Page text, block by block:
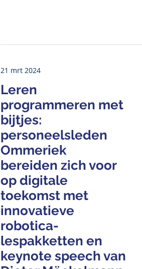
21 mrt 2024
Leren
programmeren met
bijtjes:
personeelsleden
Ommeriek
bereiden zich voor
op digitale
toekomst met
innovatieve
robotica-
lespakketten en
keynote speech van